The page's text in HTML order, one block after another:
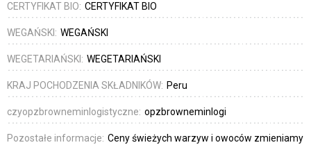
CERTYFIKAT BIO: CERTYFIKAT BIO
WEGAŃSKI: WEGAŃSKI
WEGETARIAŃSKI: WEGETARIAŃSKI
KRAJ POCHODZENIA SKŁADNIKÓW: Peru
czyopzbrowneminlogistyczne: opzbrowneminlogi
Pozostałe informacje: Ceny świeżych warzyw i owoców zmieniamy